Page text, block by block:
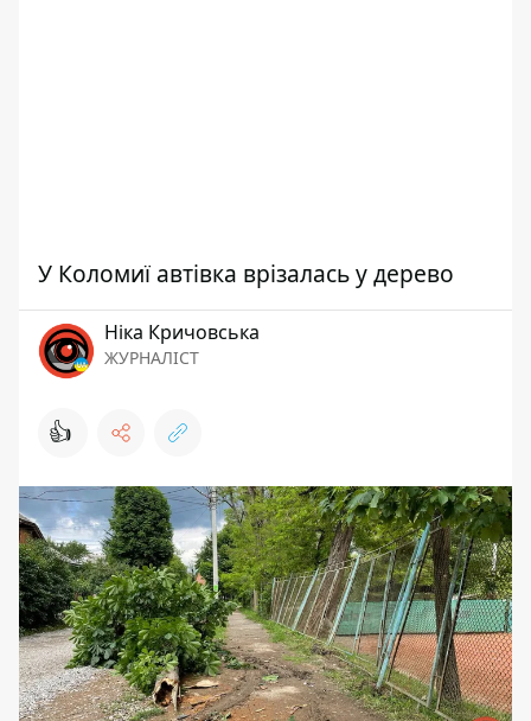
У Коломиї автівка врізалась у дерево
Ніка Кричовська
ЖУРНАЛІСТ
👍